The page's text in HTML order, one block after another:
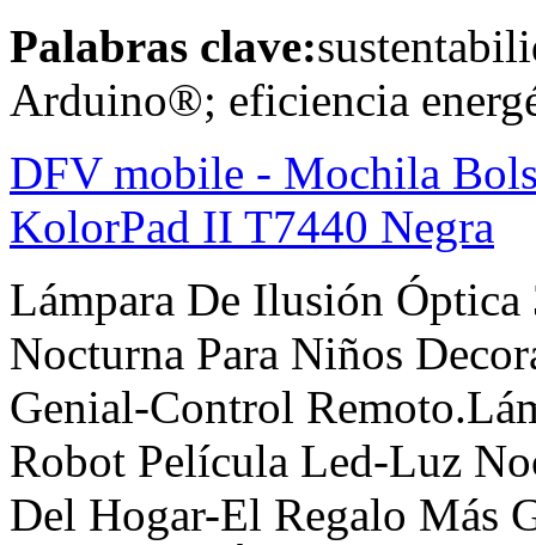
Palabras clave:
Arduino®; eficiencia
DFV mobile - Mochila
KolorPad II T7440 Negra
Lámpara De Ilusión
Nocturna Para Niños
Genial-Control
Robot Película Led-Luz
Del Hogar-El Regalo Más